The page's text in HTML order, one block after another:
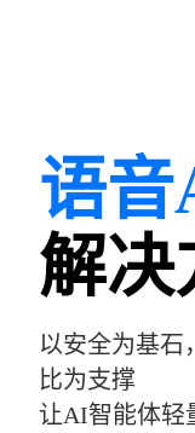
语音
解决
以安全为基石
比为支撑
让AI智能体轻